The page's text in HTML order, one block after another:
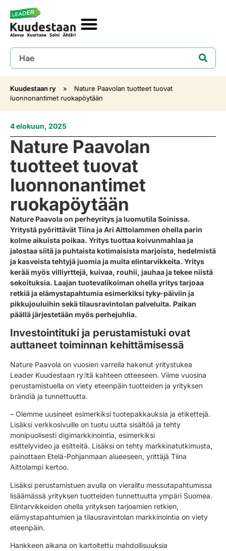
Kuudestaan ry »
Nature Paavolan tuotteet tuovat
luonnonantimet ruokapöytään
4 elokuun, 2025
Nature Paavolan
tuotteet tuovat
luonnonantimet
ruokapöytään
Nature Paavola on perheyritys ja luomutila Soinissa.
Yritystä pyörittävät Tiina ja Ari Aittolammen ohella parin
kolme aikuista poikaa. Yritys tuottaa koivunmahlaa ja
jalostaa siitä ja puhtaista kotimaisista marjoista, hedelmistä
ja kasveista tehtyjä juomia ja muita elintarvikkeita. Yritys
kerää myös villiyrttejä, kuivaa, rouhii, jauhaa ja tekee niistä
sekoituksia. Laajan tuotevalikoiman ohella yritys tarjoaa
retkiä ja elämystapahtumia esimerkiksi tyky-päiviin ja
pikkujouluihin sekä tilausravintolan palveluita. Paikan
päällä järjestetään myös perhejuhlia.
Investointituki ja perustamistuki ovat
auttaneet toiminnan kehittämisessä
Nature Paavola on vuosien varrella hakenut yritystukea
Leader Kuudestaan ry:ltä kahteen otteeseen. Viime vuosina
perustamistuella on viety eteenpäin tuotteiden ja yrityksen
brändiä ja tunnettuutta.
– Olemme uusineet esimerkiksi tuotepakkauksia ja etikettejä.
Lisäksi verkkosivuille on tuotu uutta sisältöä ja tehty
monipuolisesti digimarkkinointia, esimerkiksi
esittelyvideo ja esitteitä. Lisäksi on tehty markkinatutkimusta,
painottaen Etelä-Pohjanmaan alueeseen, yrittäjä Tiina
Aittolampi kertoo.
Lisäksi perustamistuen avulla on vierailtu messutapahtumissa
lisäämässä yrityksen tuotteiden tunnettuutta ympäri Suomea.
Elintarvikkeiden ohella yrityksen tarjoamien retkien,
elämystapahtumien ja tilausravintolan markkinointia on viety
eteenpäin.
Hankkeen aikana on kartoitettu mahdollisuuksia